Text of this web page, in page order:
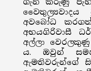
ගැන කරුණු
අවබෝධ
අභයගිරිවාසී
අල්ලා
ය. ඔවුන්
ඇමතිවරුන්ගේ